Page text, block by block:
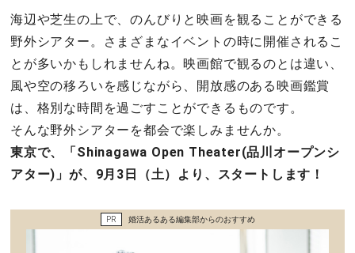
ファッション・美容
グルメ
趣味・旅行
海辺や芝生の上で、のんびりと映画を観ることができる
野外シアター。さまざまなイベントの時に開催されるこ
とが多いかもしれませんね。映画館で観るのとは違い、
風や空の移ろいを感じながら、開放感のある映画鑑賞
は、格別な時間を過ごすことができるものです。
そんな野外シアターを都会で楽しみませんか。
東京で、「Shinagawa Open Theater(品川オープンシ
アター)」が、9月3日（土）より、スタートします！
PR 婚活あるある編集部からのおすすめ